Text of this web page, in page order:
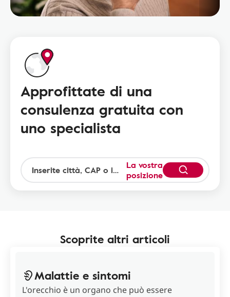
Approfittate di una
consulenza gratuita con
uno specialista
La vostra
posizione
Scoprite altri articoli
Malattie e sintomi
L'orecchio è un organo che può essere